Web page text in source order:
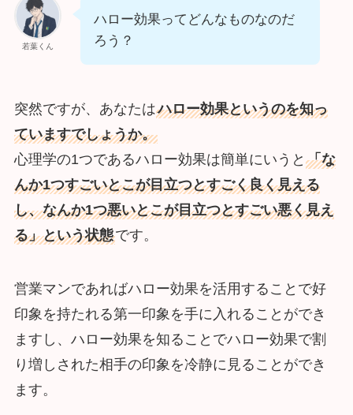
若葉くん
ハロー効果ってどんなものなのだ
ろう？
突然ですが、あなたはハロー効果というのを知っ
ていますでしょうか。
心理学の1つであるハロー効果は簡単にいうと 「な
んか1つすごいとこが目立つとすごく良く見える
し、なんか1つ悪いとこが目立つとすごい悪く見え
る」という状態です。
営業マンであればハロー効果を活用することで好
印象を持たれる第一印象を手に入れることができ
ますし、ハロー効果を知ることでハロー効果で割
り増しされた相手の印象を冷静に見ることができ
ます。